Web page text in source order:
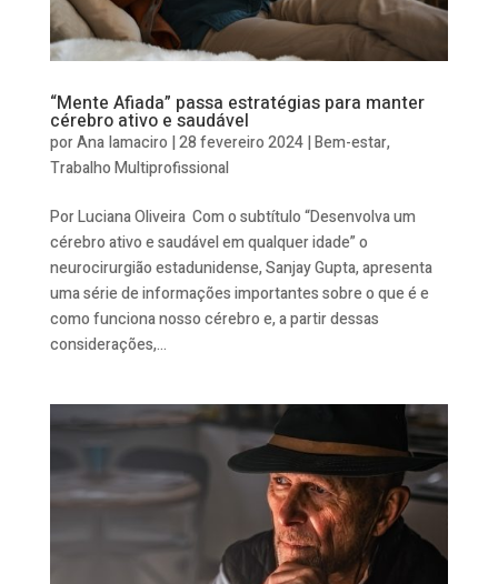
“Mente Afiada” passa estratégias para manter
cérebro ativo e saudável
porAna Iamaciro |28 fevereiro 2024|Bem-estar,
Trabalho Multiprofissional
Por Luciana Oliveira Com o subtítulo “Desenvolva um
cérebro ativo e saudável em qualquer idade” o
neurocirurgião estadunidense, Sanjay Gupta, apresenta
uma série de informações importantes sobre o que é e
como funciona nosso cérebro e, a partir dessas
considerações,...